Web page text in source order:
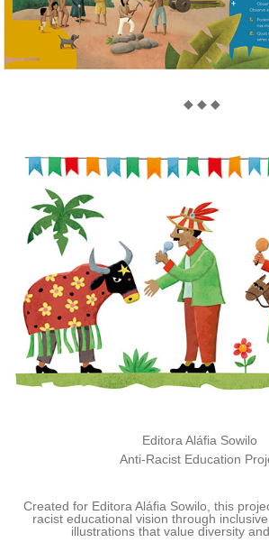
◆ ◆ ◆
Editora Aláfia Sowilo
Anti-Racist Education
Created for Editora Aláfia Sowilo, this
racist educational vision through
illustrations that value diversity